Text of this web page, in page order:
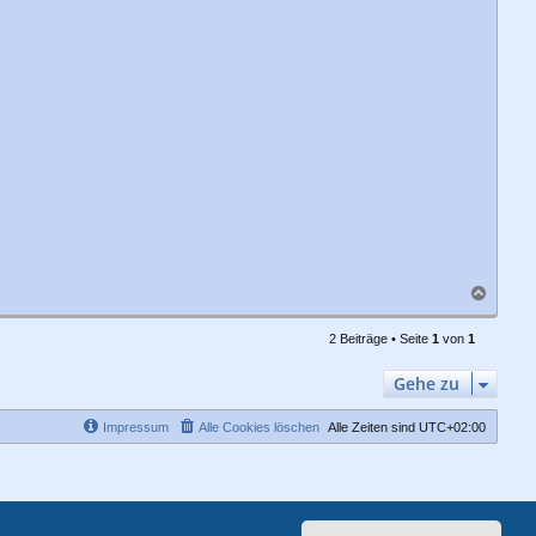
a
o
e
2 Beiträge • Seite 1 von 1
Gehe zu
Alle Zeiten sind UTC+02:00
Alle Cookies löschen
Impressum